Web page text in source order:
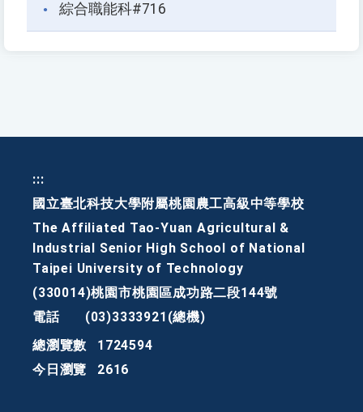
綜合職能科#716
:::
國立臺北科技大學附屬桃園農工高級中等學校
The Affiliated Tao-Yuan Agricultural &
Industrial Senior High School of National
Taipei University of Technology
(330014)桃園市桃園區成功路二段144號
電話
(03)3333921(總機)
總瀏覽數
1724594
今日瀏覽
2616